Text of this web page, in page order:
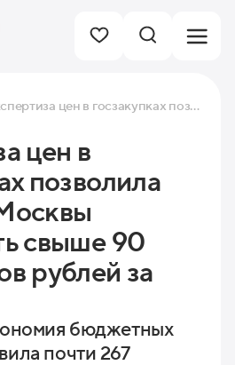
Экспертиза цен в госзакупках позволила бюджету Москвы сэкономить свыше 90 миллиардов рублей за год
цен в
позволила
свыше 90
рублей за
бюджетных
почти 267